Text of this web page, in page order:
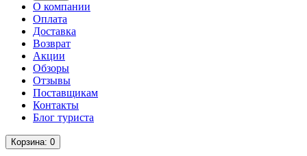
О компании
Оплата
Доставка
Возврат
Акции
Обзоры
Отзывы
Поставщикам
Контакты
Блог туриста
Корзина: 0